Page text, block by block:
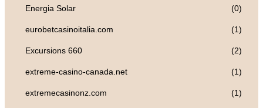
Energia Solar (0)
eurobetcasinoitalia.com (1)
Excursions 660 (2)
extreme-casino-canada.net (1)
extremecasinonz.com (1)